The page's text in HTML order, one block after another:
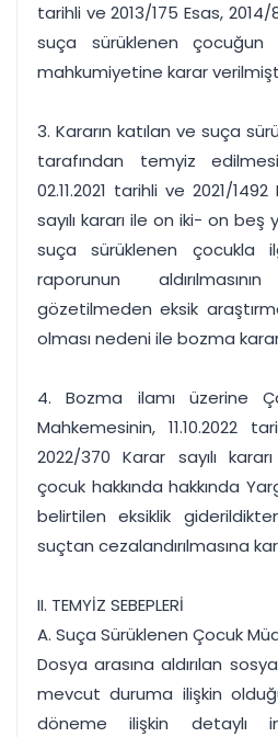
tarihli ve 2013/175 Esas, 2014/
suça sürüklenen çocuğun
mahkumiyetine karar
3. Kararın katılan ve suça
tarafından temyiz
02.11.2021 tarihli ve 2021/
sayılı kararı ile on iki- on
suça sürüklenen çocukla
raporunun
gözetilmeden eksik
olması nedeni ile bozma
4. Bozma ilamı üzerine
Mahkemesinin, 11.10.2022
2022/370 Karar sayılı
çocuk hakkında hakkında
belirtilen eksiklik
suçtan cezalandırılmasına
II. TEMYİZ SEBEPLERİ
A. Suça Sürüklenen Çocuk
Dosya arasına aldırılan
mevcut duruma ilişkin
döneme ilişkin detaylı